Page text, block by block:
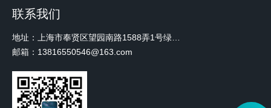
联系我们
邮箱：13816550546@163.com